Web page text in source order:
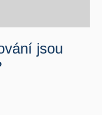
jsou